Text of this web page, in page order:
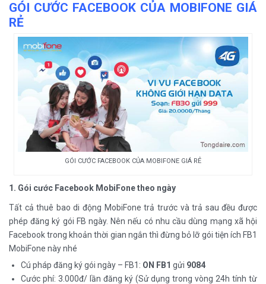
GÓI CƯỚC FACEBOOK CỦA MOBIFONE GIÁ
RẺ
GÓI CƯỚC FACEBOOK CỦA MOBIFONE GIÁ RẺ
1. Gói cước Facebook MobiFone theo ngày
Tất cả thuê bao di động MobiFone trả trước và trả sau đều được
phép đăng ký gói FB ngày. Nên nếu có nhu cầu dùng mạng xã hội
Facebook trong khoản thời gian ngắn thì đừng bỏ lỡ gói tiện ích FB1
MobiFone này nhé
Cú pháp đăng ký gói ngày – FB1: ON FB1 gửi 9084
Cước phí: 3.000đ/ lần đăng ký (Sử dụng trong vòng 24h tính từ